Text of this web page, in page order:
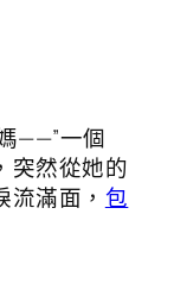
——”一個
突然從她的
滿面， 包